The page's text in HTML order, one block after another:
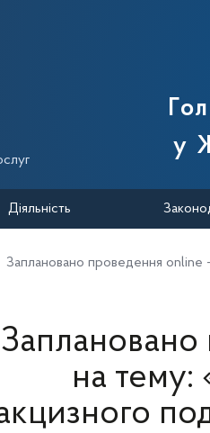
Державної
у
Діяльність
Заплановано проведення online -
на тему: